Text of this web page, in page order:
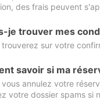
des frais peuvent
je trouver mes
trouverez sur votre
savoir si ma
vous annulez votre
votre dossier spams si